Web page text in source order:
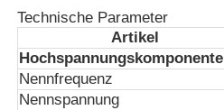
Fabrik Tour
Technische Parameter
Artikel
Nennfrequenz
Nennspannung